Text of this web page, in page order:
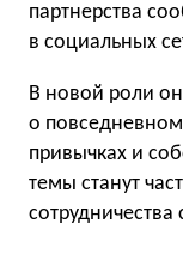
партнерства
в социальных
В новой роли
о
привычках и
темы станут